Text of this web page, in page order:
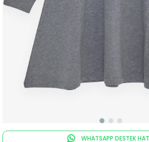
WHATSAPP DESTEK